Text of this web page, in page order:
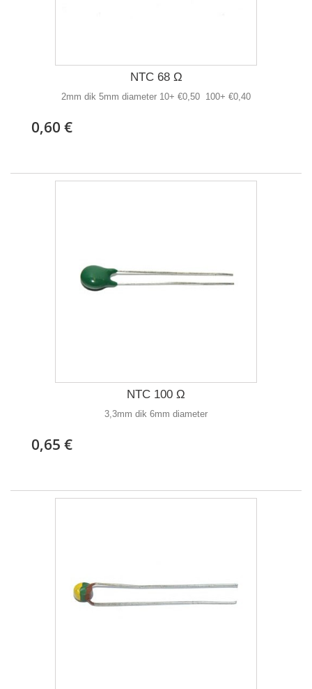
NTC 68 Ω
2mm dik 5mm diameter 10+ €0,50 100+ €0,40
0,60 €
NTC 100 Ω
3,3mm dik 6mm diameter
0,65 €